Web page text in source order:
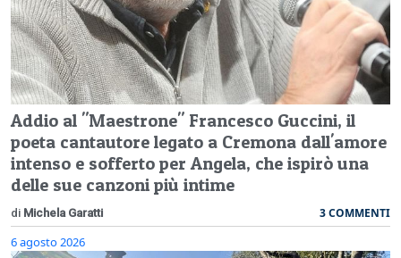
Addio al "Maestrone" Francesco Guccini, il
poeta cantautore legato a Cremona dall'amore
intenso e sofferto per Angela, che ispirò una
delle sue canzoni più intime
di Michela Garatti 3 COMMENTI
6 agosto 2026